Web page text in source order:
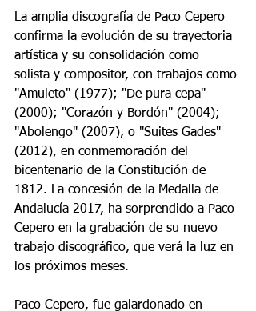
La amplia discografía de Paco Cepero
confirma la evolución de su trayectoria
artística y su consolidación como
solista y compositor, con trabajos como
"Amuleto" (1977); "De pura cepa"
(2000); "Corazón y Bordón" (2004);
"Abolengo" (2007), o "Suites Gades"
(2012), en conmemoración del
bicentenario de la Constitución de
1812. La concesión de la Medalla de
Andalucía 2017, ha sorprendido a Paco
Cepero en la grabación de su nuevo
trabajo discográfico, que verá la luz en
los próximos meses.
Paco Cepero, fue galardonado en